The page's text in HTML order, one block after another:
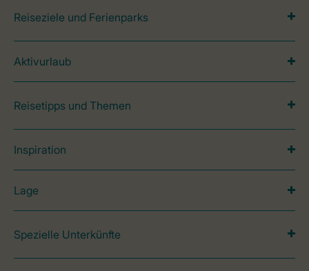
Reiseziele und Ferienparks
Aktivurlaub
Reisetipps und Themen
Inspiration
Lage
Spezielle Unterkünfte